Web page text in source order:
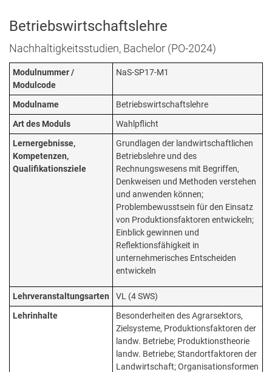
Betriebswirtschaftslehre
Nachhaltigkeitsstudien, Bachelor (PO-2024)
Modulnummer /
Modulcode
NaS-SP17-M1
Modulname
Betriebswirtschaftslehre
Art des Moduls
Wahlpflicht
Lernergebnisse,
Kompetenzen,
Qualifikationsziele
Grundlagen der landwirtschaftlichen
Betriebslehre und des
Rechnungswesens mit Begriffen,
Denkweisen und Methoden verstehen
und anwenden können;
Problembewusstsein für den Einsatz
von Produktionsfaktoren entwickeln;
Einblick gewinnen und
Reflektionsfähigkeit in
unternehmerisches Entscheiden
entwickeln
Lehrveranstaltungsarten
VL (4 SWS)
Lehrinhalte
Besonderheiten des Agrarsektors,
Zielsysteme, Produktionsfaktoren der
landw. Betriebe; Produktionstheorie
landw. Betriebe; Standortfaktoren der
Landwirtschaft; Organisationsformen